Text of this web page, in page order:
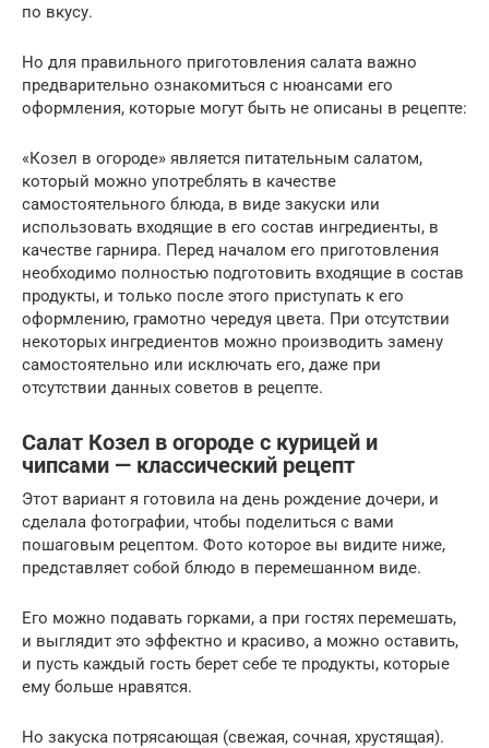
по вкусу.
Но для правильного приготовления салата важно
предварительно ознакомиться с нюансами его
оформления, которые могут быть не описаны в рецепте:
«Козел в огороде» является питательным салатом,
который можно употреблять в качестве
самостоятельного блюда, в виде закуски или
использовать входящие в его состав ингредиенты, в
качестве гарнира. Перед началом его приготовления
необходимо полностью подготовить входящие в состав
продукты, и только после этого приступать к его
оформлению, грамотно чередуя цвета. При отсутствии
некоторых ингредиентов можно производить замену
самостоятельно или исключать его, даже при
отсутствии данных советов в рецепте.
Салат Козел в огороде с курицей и
чипсами — классический рецепт
Этот вариант я готовила на день рождение дочери, и
сделала фотографии, чтобы поделиться с вами
пошаговым рецептом. Фото которое вы видите ниже,
представляет собой блюдо в перемешанном виде.
Его можно подавать горками, а при гостях перемешать,
и выглядит это эффектно и красиво, а можно оставить,
и пусть каждый гость берет себе те продукты, которые
ему больше нравятся.
Но закуска потрясающая (свежая, сочная, хрустящая).